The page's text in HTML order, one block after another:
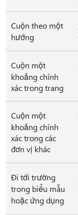
Cuộn theo một
hướng
Cuộn một
khoảng chính
xác trong trang
Cuộn một
khoảng chính
xác trong các
đơn vị khác
Đi tới trường
trong biểu mẫu
hoặc ứng dụng